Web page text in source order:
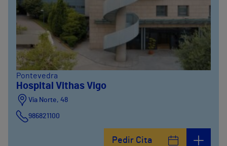
Pontevedra
Hospital Vithas Vigo
Vía Norte, 48
986821100
Pedir Cita